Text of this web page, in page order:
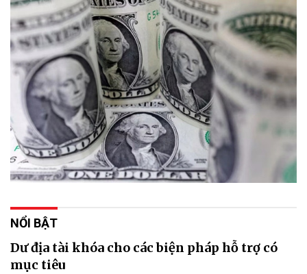
NỔI BẬT
Dư địa tài khóa cho các biện pháp hỗ trợ có
mục tiêu